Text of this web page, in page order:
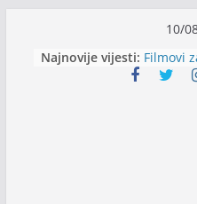
content
10/
Najnovije vijesti: Filmovi
Future